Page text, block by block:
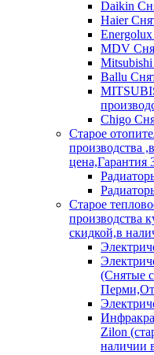
Daikin
Haier
MDV
Ballu
Chigo
Старое
производства
цена,Гарантия
Старое
производства
скидкой,в
(Снятые
Zilon
наличии